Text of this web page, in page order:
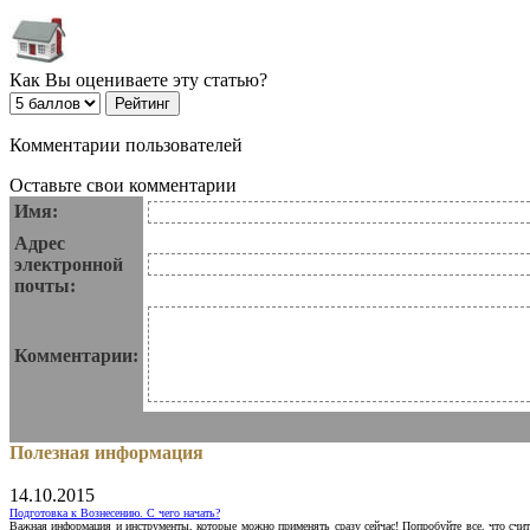
Как Вы оцениваете эту статью?
Комментарии пользователей
Оставьте свои комментарии
Имя:
Адрес
электронной
почты:
Комментарии:
Полезная информация
14.10.2015
Подготовка к Вознесению. С чего начать?
Важная информация и инструменты, которые можно применять сразу сейчас! Попробуйте все, что